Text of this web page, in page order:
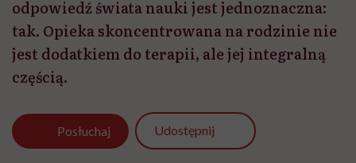
odpowiedź świata nauki jest jednoznaczna:
tak. Opieka skoncentrowana na rodzinie nie
jest dodatkiem do terapii, ale jej integralną
częścią.
Posłuchaj Udostępnij